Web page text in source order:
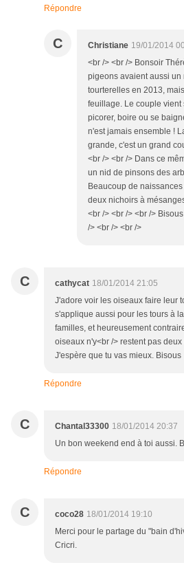
Répondre
C Christiane 19/01/2014
<br /> <br /> Bonsoir
pigeons avaient aussi
tourterelles en 2013,
feuillage. Le couple
picorer, boire ou se
n'est jamais ensemble !
grande, c'est un grand
<br /> <br /> Dans ce
un nid de pinsons des
Beaucoup de
deux nichoirs à
<br /> <br /> <br />
/> <br /> <br />
C cathycat 18/01/2014 21:05
J'adore voir les oiseaux faire leur
s'applique aussi pour les tours à
familles, et heureusement
oiseaux n'y<br /> restent pas
J'espère que tu vas mieux. Bisous
Répondre
C Chantal33300 18/01/2014 20:37
Un bon weekend end à toi aussi.
Répondre
C coco28 18/01/2014 19:10
Merci pour le partage du "bain
Cricri.